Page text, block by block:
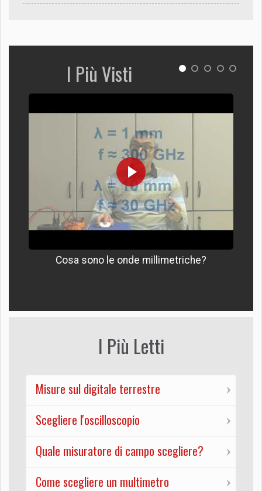
I Più Visti
Cosa sono le onde millimetriche?
I Più Letti
Misure sul digitale terrestre
Scegliere l'oscilloscopio
Quale misuratore di campo scegliere?
Come scegliere un multimetro